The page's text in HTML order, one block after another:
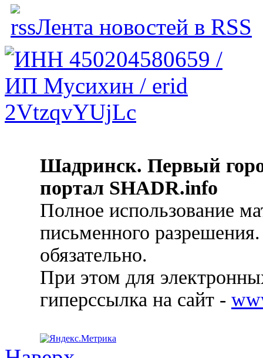
Лента новостей в RSS
Шадринск. Первый
портал SHADR.info
Полное использование
письменного
обязательно.
При этом для
гиперссылка на сайт -